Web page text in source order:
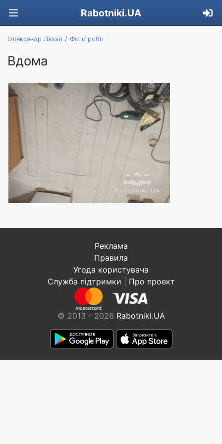
Rabotniki.UA
Олександр Лахай Фото робіт
Вдома
Реклама
Правила
Угода користувача
Служба підтримки
Про проект
© 2013 - 2026 Rabotniki.UA